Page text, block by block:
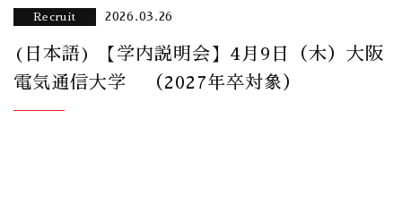
Recruit 2026.03.26
(日本語) 【学内説明会】4月9日（木）大阪
電気通信大学 （2027年卒対象）